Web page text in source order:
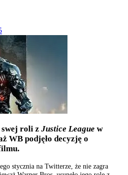
roli z Justice League w
WB podjęło decyzję o
stycznia na Twitterze, że nie zagra